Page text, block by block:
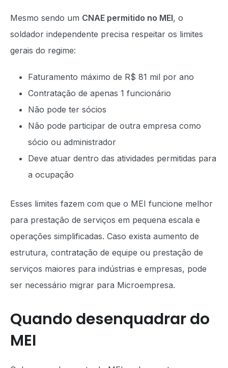
Mesmo sendo um CNAE permitido no MEI, o
soldador independente precisa respeitar os limites
gerais do regime:
Faturamento máximo de R$ 81 mil por ano
Contratação de apenas 1 funcionário
Não pode ter sócios
Não pode participar de outra empresa como
sócio ou administrador
Deve atuar dentro das atividades permitidas para
a ocupação
Esses limites fazem com que o MEI funcione melhor
para prestação de serviços em pequena escala e
operações simplificadas. Caso exista aumento de
estrutura, contratação de equipe ou prestação de
serviços maiores para indústrias e empresas, pode
ser necessário migrar para Microempresa.
Quando desenquadrar do
MEI